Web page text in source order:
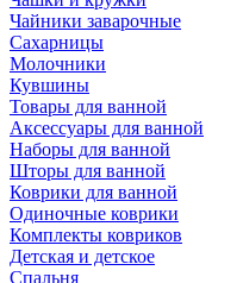
Чайники заварочные
Сахарницы
Молочники
Кувшины
Товары для ванной
Аксессуары для ванной
Наборы для ванной
Шторы для ванной
Коврики для ванной
Одиночные коврики
Комплекты ковриков
Детская и детское
Спальня